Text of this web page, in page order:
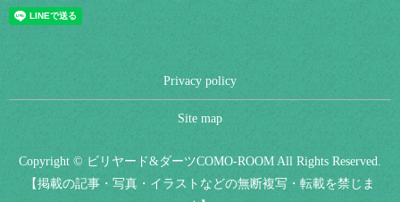
Privacy policy
Site map
Copyright © ビリヤード&ダーツCOMO-ROOM All Rights Reserved.
【掲載の記事・写真・イラストなどの無断複写・転載を禁じま